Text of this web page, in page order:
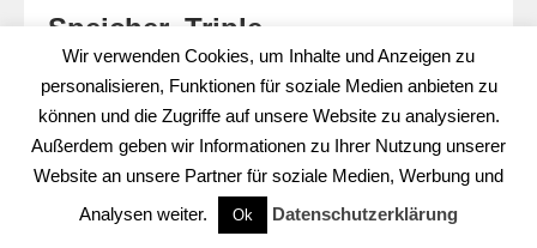
Speicher, Triple
48MP+8MP+13MP & 20MP
Kameras, 3.070mAh Akku
Wir verwenden Cookies, um Inhalte und Anzeigen zu
personalisieren, Funktionen für soziale Medien anbieten zu
können und die Zugriffe auf unsere Website zu analysieren.
Außerdem geben wir Informationen zu Ihrer Nutzung unserer
Website an unsere Partner für soziale Medien, Werbung und
Analysen weiter.
Ok Datenschutzerklärung